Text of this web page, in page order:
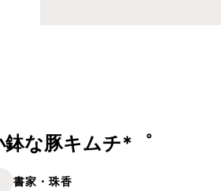
鉢な豚キムチ*゜
書家・珠香